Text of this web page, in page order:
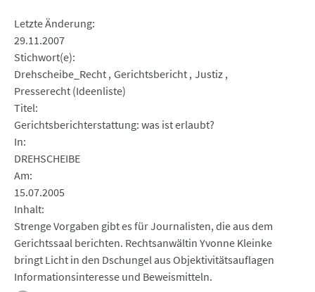
Letzte Änderung
29.11.2007
Stichwort(e)
Drehscheibe_Recht Gerichtsbericht Justiz
Presserecht (Ideenliste)
Titel
Gerichtsberichterstattung: was ist erlaubt?
In
DREHSCHEIBE
Am
15.07.2005
Inhalt
Strenge Vorgaben gibt es für Journalisten, die aus dem
Gerichtssaal berichten. Rechtsanwältin Yvonne Kleinke
bringt Licht in den Dschungel aus Objektivitätsauflagen
Informationsinteresse und Beweismitteln.